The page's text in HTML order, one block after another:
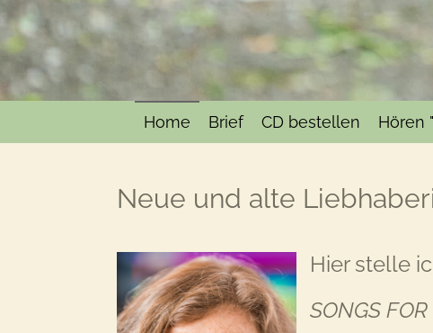
Home Brief CD bestellen Hören
Neue und alte
Hier stelle
SONGS